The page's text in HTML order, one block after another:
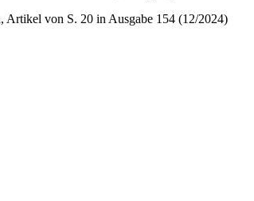
Artikel von S. 20 in Ausgabe 154 (12/2024)